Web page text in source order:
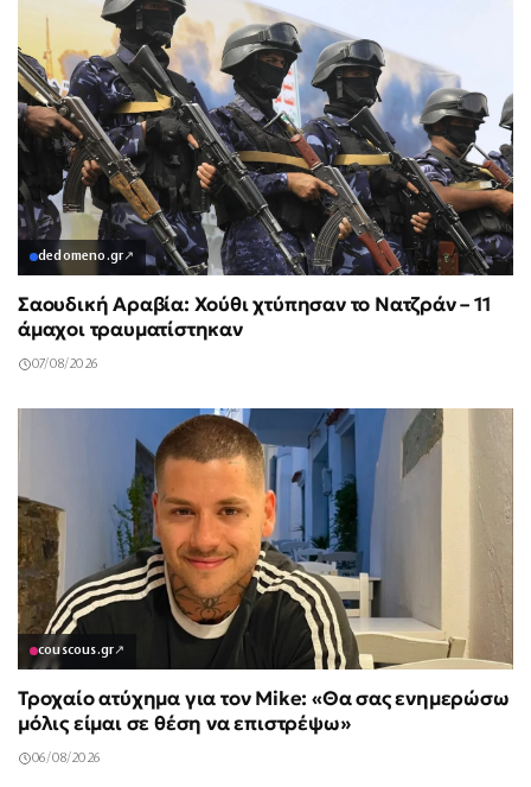
dedomeno.gr↗
Σαουδική Αραβία: Χούθι χτύπησαν το Νατζράν – 11
άμαχοι τραυματίστηκαν
07/08/2026
couscous.gr↗
Τροχαίο ατύχημα για τον Mike: «Θα σας ενημερώσω
μόλις είμαι σε θέση να επιστρέψω»
06/08/2026